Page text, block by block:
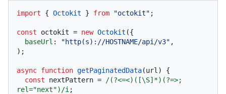
import { Octokit } from "octokit" ;
const octokit = new Octokit ({
baseUrl : "http(s)://HOSTNAME/api/v3" ,
);
async function getPaginatedData(url ) {
const nextPattern =
/(?<=<)([\S]*)(?=>;
rel="next")/i ;